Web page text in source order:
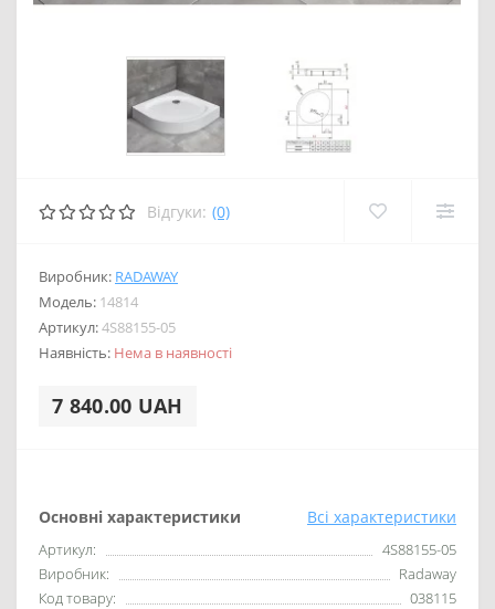
Відгуки: (0)
Виробник: RADAWAY
Модель: 14814
Артикул:4S88155-05
Наявність: Нема в наявності
7 840.00 UAH
Основні характеристики Всі характеристики
Артикул:
4S88155-05
Виробник:
Radaway
Код товару:
038115